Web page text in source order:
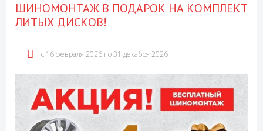
ШИНОМОНТАЖ В ПОДАРОК НА КОМПЛЕКТ
ЛИТЫХ ДИСКОВ!
c 16 февраля 2026 по 31 декабря 2026